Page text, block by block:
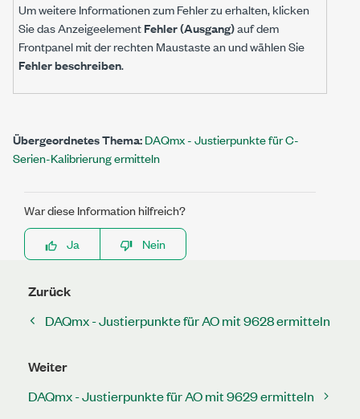
Um weitere Informationen zum Fehler zu erhalten, klicken
Sie das AnzeigeelementFehler (Ausgang)auf dem
Frontpanel mit der rechten Maustaste an und wählen Sie
Fehler beschreiben.
Übergeordnetes Thema:DAQmx - Justierpunkte für C-
Serien-Kalibrierung ermitteln
War diese Information hilfreich?
Ja
Nein
Zurück
DAQmx - Justierpunkte für AO mit 9628 ermitteln
Weiter
DAQmx - Justierpunkte für AO mit 9629 ermitteln